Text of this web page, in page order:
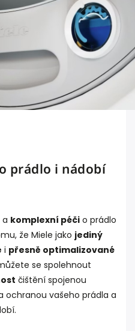
prádlo i nádobí
a komplexní péči o prádlo
že Miele jako jediný
i přesně optimalizované
se spolehnout
čištění spojenou
ochranou vašeho prádla a